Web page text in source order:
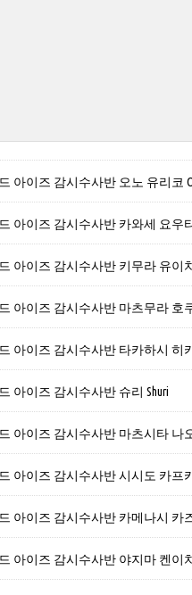
아이즈 감시수사반 오노 유리코
아이즈 감시수사반 카와세 요우타
아이즈 감시수사반 키무라 유이치
아이즈 감시수사반 마츠무라 호쿠
아이즈 감시수사반 타카하시 히카
아이즈 감시수사반 슈리 Shuri
아이즈 감시수사반 마츠시타 나오
아이즈 감시수사반 시시도 카프카
아이즈 감시수사반 카메나시 카즈
아이즈 감시수사반 야지마 켄이치